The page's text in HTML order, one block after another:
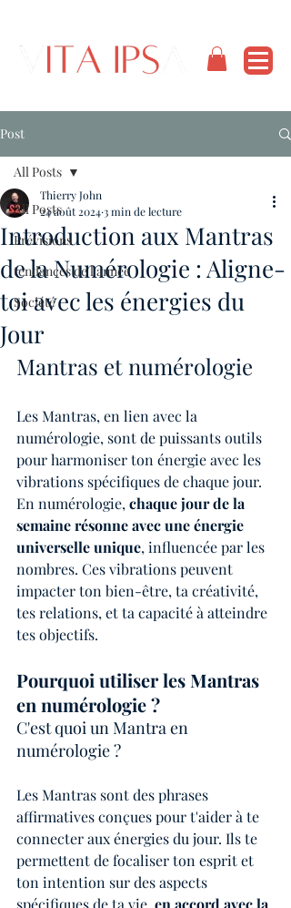
Post
All Posts
Prévisions
tendances de l'année
Société
All Posts
Introduction aux Mantras
de la Numérologie : Aligne-
toi avec les énergies du
Jour
Thierry John
24 août 20243 min de lecture
Mantras et numérologie
Les Mantras, en lien avec la
numérologie, sont de puissants outils
pour harmoniser ton énergie avec les
vibrations spécifiques de chaque jour.
En numérologie, chaque jour de la
semaine résonne avec une énergie
universelle unique, influencée par les
nombres. Ces vibrations peuvent
impacter ton bien-être, ta créativité,
tes relations, et ta capacité à atteindre
tes objectifs.
Pourquoi utiliser les Mantras
en numérologie ?
C'est quoi un Mantra en
numérologie ?
Les Mantras sont des phrases
affirmatives conçues pour t'aider à te
connecter aux énergies du jour. Ils te
permettent de focaliser ton esprit et
ton intention sur des aspects